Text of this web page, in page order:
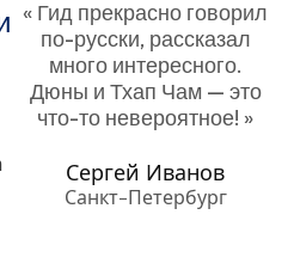
« Гид прекрасно говорил
по-русски, рассказал
много интересного.
Дюны и Тхап Чам — это
что-то невероятное! »
Сергей Иванов
Санкт-Петербург